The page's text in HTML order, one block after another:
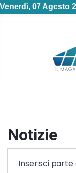
Venerdì, 07 Agosto
Notizie